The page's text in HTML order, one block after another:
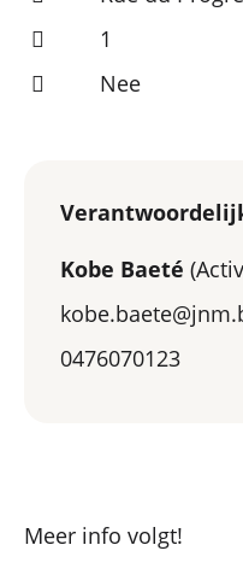
1
Nee
Kobe Baeté
0476070123
Meer info volgt!